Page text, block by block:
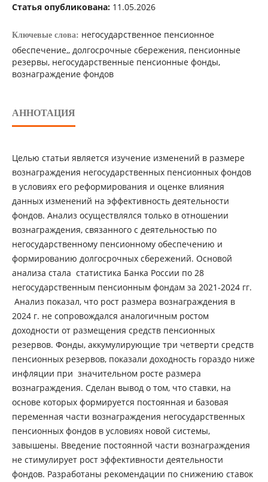
Статья опубликована:11.05.2026
Ключевые слова: негосударственное пенсионное
обеспечение,, долгосрочные сбережения, пенсионные
резервы, негосударственные пенсионные фонды,
вознаграждение фондов
АННОТАЦИЯ
Целью статьи является изучение изменений в размере
вознаграждения негосударственных пенсионных фондов
в условиях его реформирования и оценке влияния
данных изменений на эффективность деятельности
фондов. Анализ осуществлялся только в отношении
вознаграждения, связанного с деятельностью по
негосударственному пенсионному обеспечению и
формированию долгосрочных сбережений. Основой
анализа стала статистика Банка России по 28
негосударственным пенсионным фондам за 2021-2024 гг.
Анализ показал, что рост размера вознаграждения в
2024 г. не сопровождался аналогичным ростом
доходности от размещения средств пенсионных
резервов. Фонды, аккумулирующие три четверти средств
пенсионных резервов, показали доходность гораздо ниже
инфляции при значительном росте размера
вознаграждения. Сделан вывод о том, что ставки, на
основе которых формируется постоянная и базовая
переменная части вознаграждения негосударственных
пенсионных фондов в условиях новой системы,
завышены. Введение постоянной части вознаграждения
не стимулирует рост эффективности деятельности
фондов. Разработаны рекомендации по снижению ставок